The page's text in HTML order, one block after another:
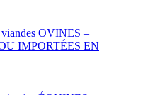
viandes OVINES –
IMPORTÉES EN